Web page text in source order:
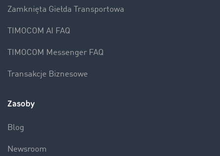
Zamknięta Giełda Transportowa
TIMOCOM AI FAQ
TIMOCOM Messenger FAQ
Transakcje Biznesowe
Zasoby
Blog
Newsroom